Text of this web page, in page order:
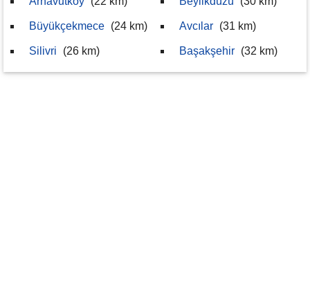
Büyükçekmece (24 km)
Silivri (26 km)
Avcılar (31 km)
Başakşehir (32 km)